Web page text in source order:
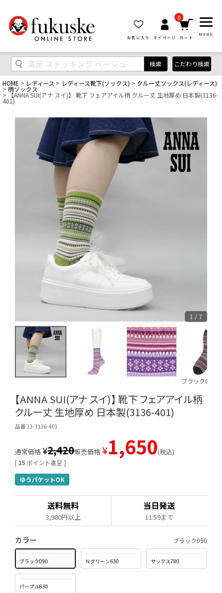
お気に入り マイページ
0
カート
MENU
検索 こだわり検索
HOME レディース レディース靴下(ソックス) クルー丈ソックス(レディース)
柄ソックス
【ANNA SUI(アナ スイ)】 靴下 フェアアイル柄 クルー丈 生地厚め 日本製(3136-
401)
1 / 7
ブラック090
【ANNA SUI(アナ スイ)】 靴下 フェアアイル柄
クルー丈 生地厚め 日本製(3136-401)
品番 23-3136-401
[ 15 ポイント進呈 ]
通常価格 ¥2,420販売価格 ¥1,650 税込
ゆうパケットOK
送料無料
3,980円以上
当日発送
11:59まで
カラー ブラック090
ブラック090 Ｎグリーン630 サックス780
パープル830